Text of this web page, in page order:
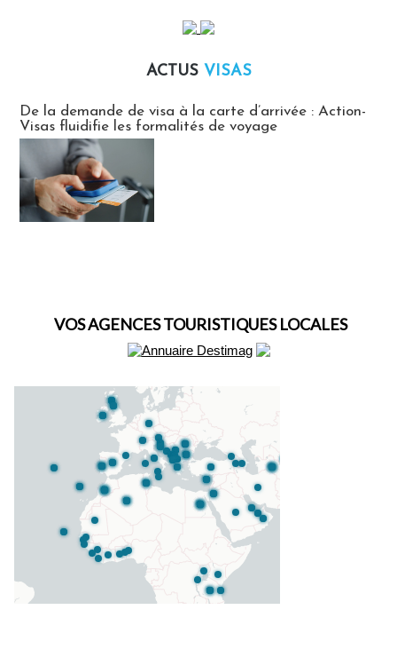
ACTUS VISAS
De la demande de visa à la carte d’arrivée : Action-
Visas fluidifie les formalités de voyage
VOS AGENCES TOURISTIQUES LOCALES